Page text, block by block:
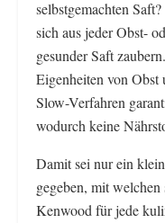
selbstgemachten
sich aus jeder Obst-
gesunder Saft
Eigenheiten von Obst
Slow-Verfahren
wodurch keine
Damit sei nur ein
gegeben, mit
Kenwood für jede